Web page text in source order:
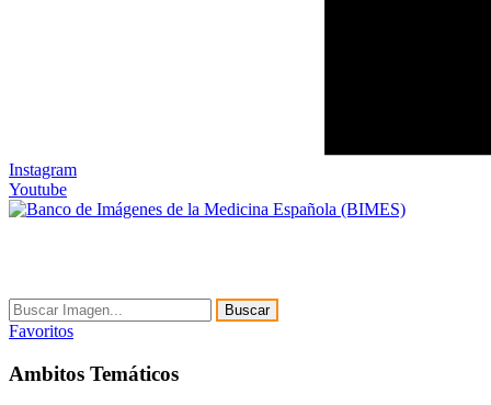
Instagram
Youtube
Buscar
Favoritos
Ambitos Temáticos